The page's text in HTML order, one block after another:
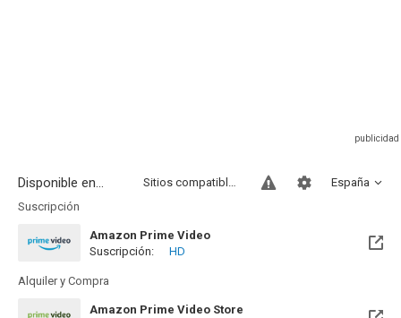
Disponible en... España
Sitios compatibles
Suscripción
Amazon Prime Video
Suscripción:
HD
Alquiler y Compra
Amazon Prime Video Store